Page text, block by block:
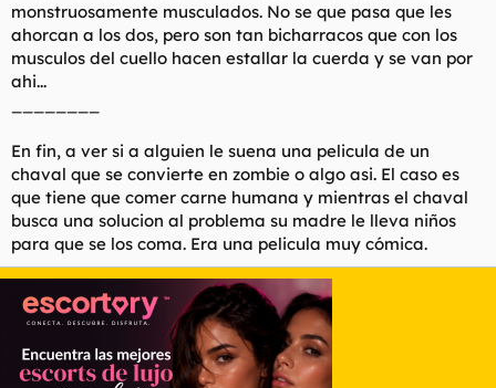
monstruosamente musculados. No se que pasa que les
ahorcan a los dos, pero son tan bicharracos que con los
musculos del cuello hacen estallar la cuerda y se van por
ahi...
En fin, a ver si a alguien le suena una pelicula de un
chaval que se convierte en zombie o algo asi. El caso es
que tiene que comer carne humana y mientras el chaval
busca una solucion al problema su madre le lleva niños
para que se los coma. Era una pelicula muy cómica.